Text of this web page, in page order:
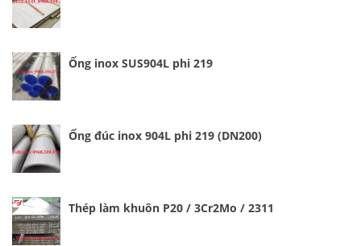
Ống inox SUS904L phi 219
Ống đúc inox 904L phi 219 (DN200)
Thép làm khuôn P20 / 3Cr2Mo / 2311